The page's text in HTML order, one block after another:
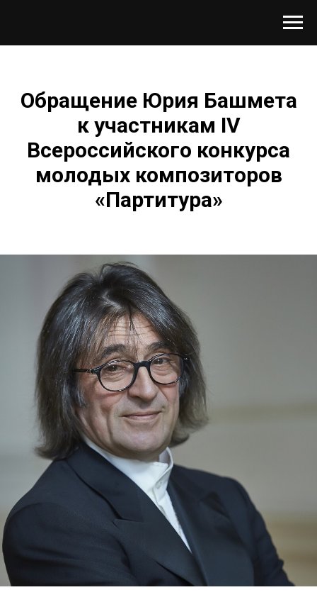
Обращение Юрия Башмета
к участникам IV
Всероссийского конкурса
молодых композиторов
«Партитура»